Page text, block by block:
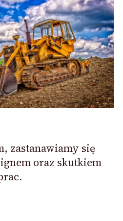
zastanawiamy się
oraz skutkiem